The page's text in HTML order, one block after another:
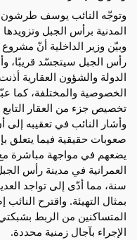
وتوجّه النائب يوسف طرشون
المدنية برأس الجبل وتزويدها
وبيّن وزير الداخلية أنّ مشروع
رأس الجبل سيتجسّد قريبًا،
الدولة والشؤون العقارية
الخصوصية والمختلفة، كما
تخصيص جزء من العقار التابع
وأشار النائب في تعقيبه إلى
صعوبات حقيقية فيما يتعلق
يضعهم في مواجهة مباشرة مع
سنة، مما أدّى إلى تواجد
بمثال التهيئة. واقترح
المتساكنين من الربط
الإجراء بآجال زمنية محددة.